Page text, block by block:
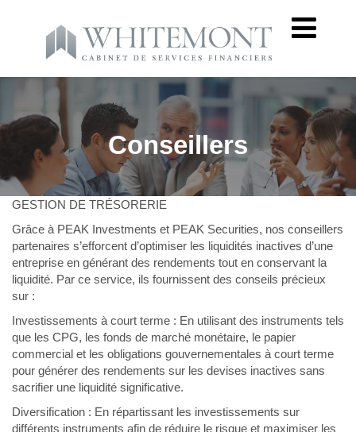
Conseillers
GESTION DE TRÉSORERIE
Grâce à PEAK Investments et PEAK Securities, nos conseillers
partenaires s’efforcent d’optimiser les liquidités inactives d’une
entreprise en générant des rendements tout en conservant la
liquidité. Par ce service, ils fournissent des conseils précieux
sur :
Investissements à court terme : En utilisant des instruments tels
que les CPG, les fonds de marché monétaire, le papier
commercial et les obligations gouvernementales à court terme
pour générer des rendements sur les devises inactives sans
sacrifier une liquidité significative.
Diversification : En répartissant les investissements sur
différents instruments afin de réduire le risque et maximiser les